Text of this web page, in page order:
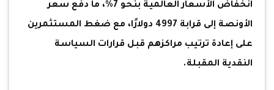
انخفاض الأسعار العالمية بنحو 7%، ما دفع سعر
الأونصة إلى قرابة 4997 دولارًا، مع ضغط المستثمرين
على إعادة ترتيب مراكزهم قبل قرارات السياسة
النقدية المقبلة.